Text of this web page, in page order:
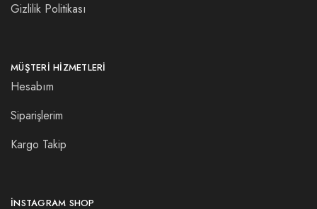
Gizlilik Politikası
MÜŞTERI HIZMETLERI
Hesabım
Siparişlerim
Kargo Takip
INSTAGRAM SHOP